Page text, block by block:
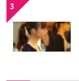
3